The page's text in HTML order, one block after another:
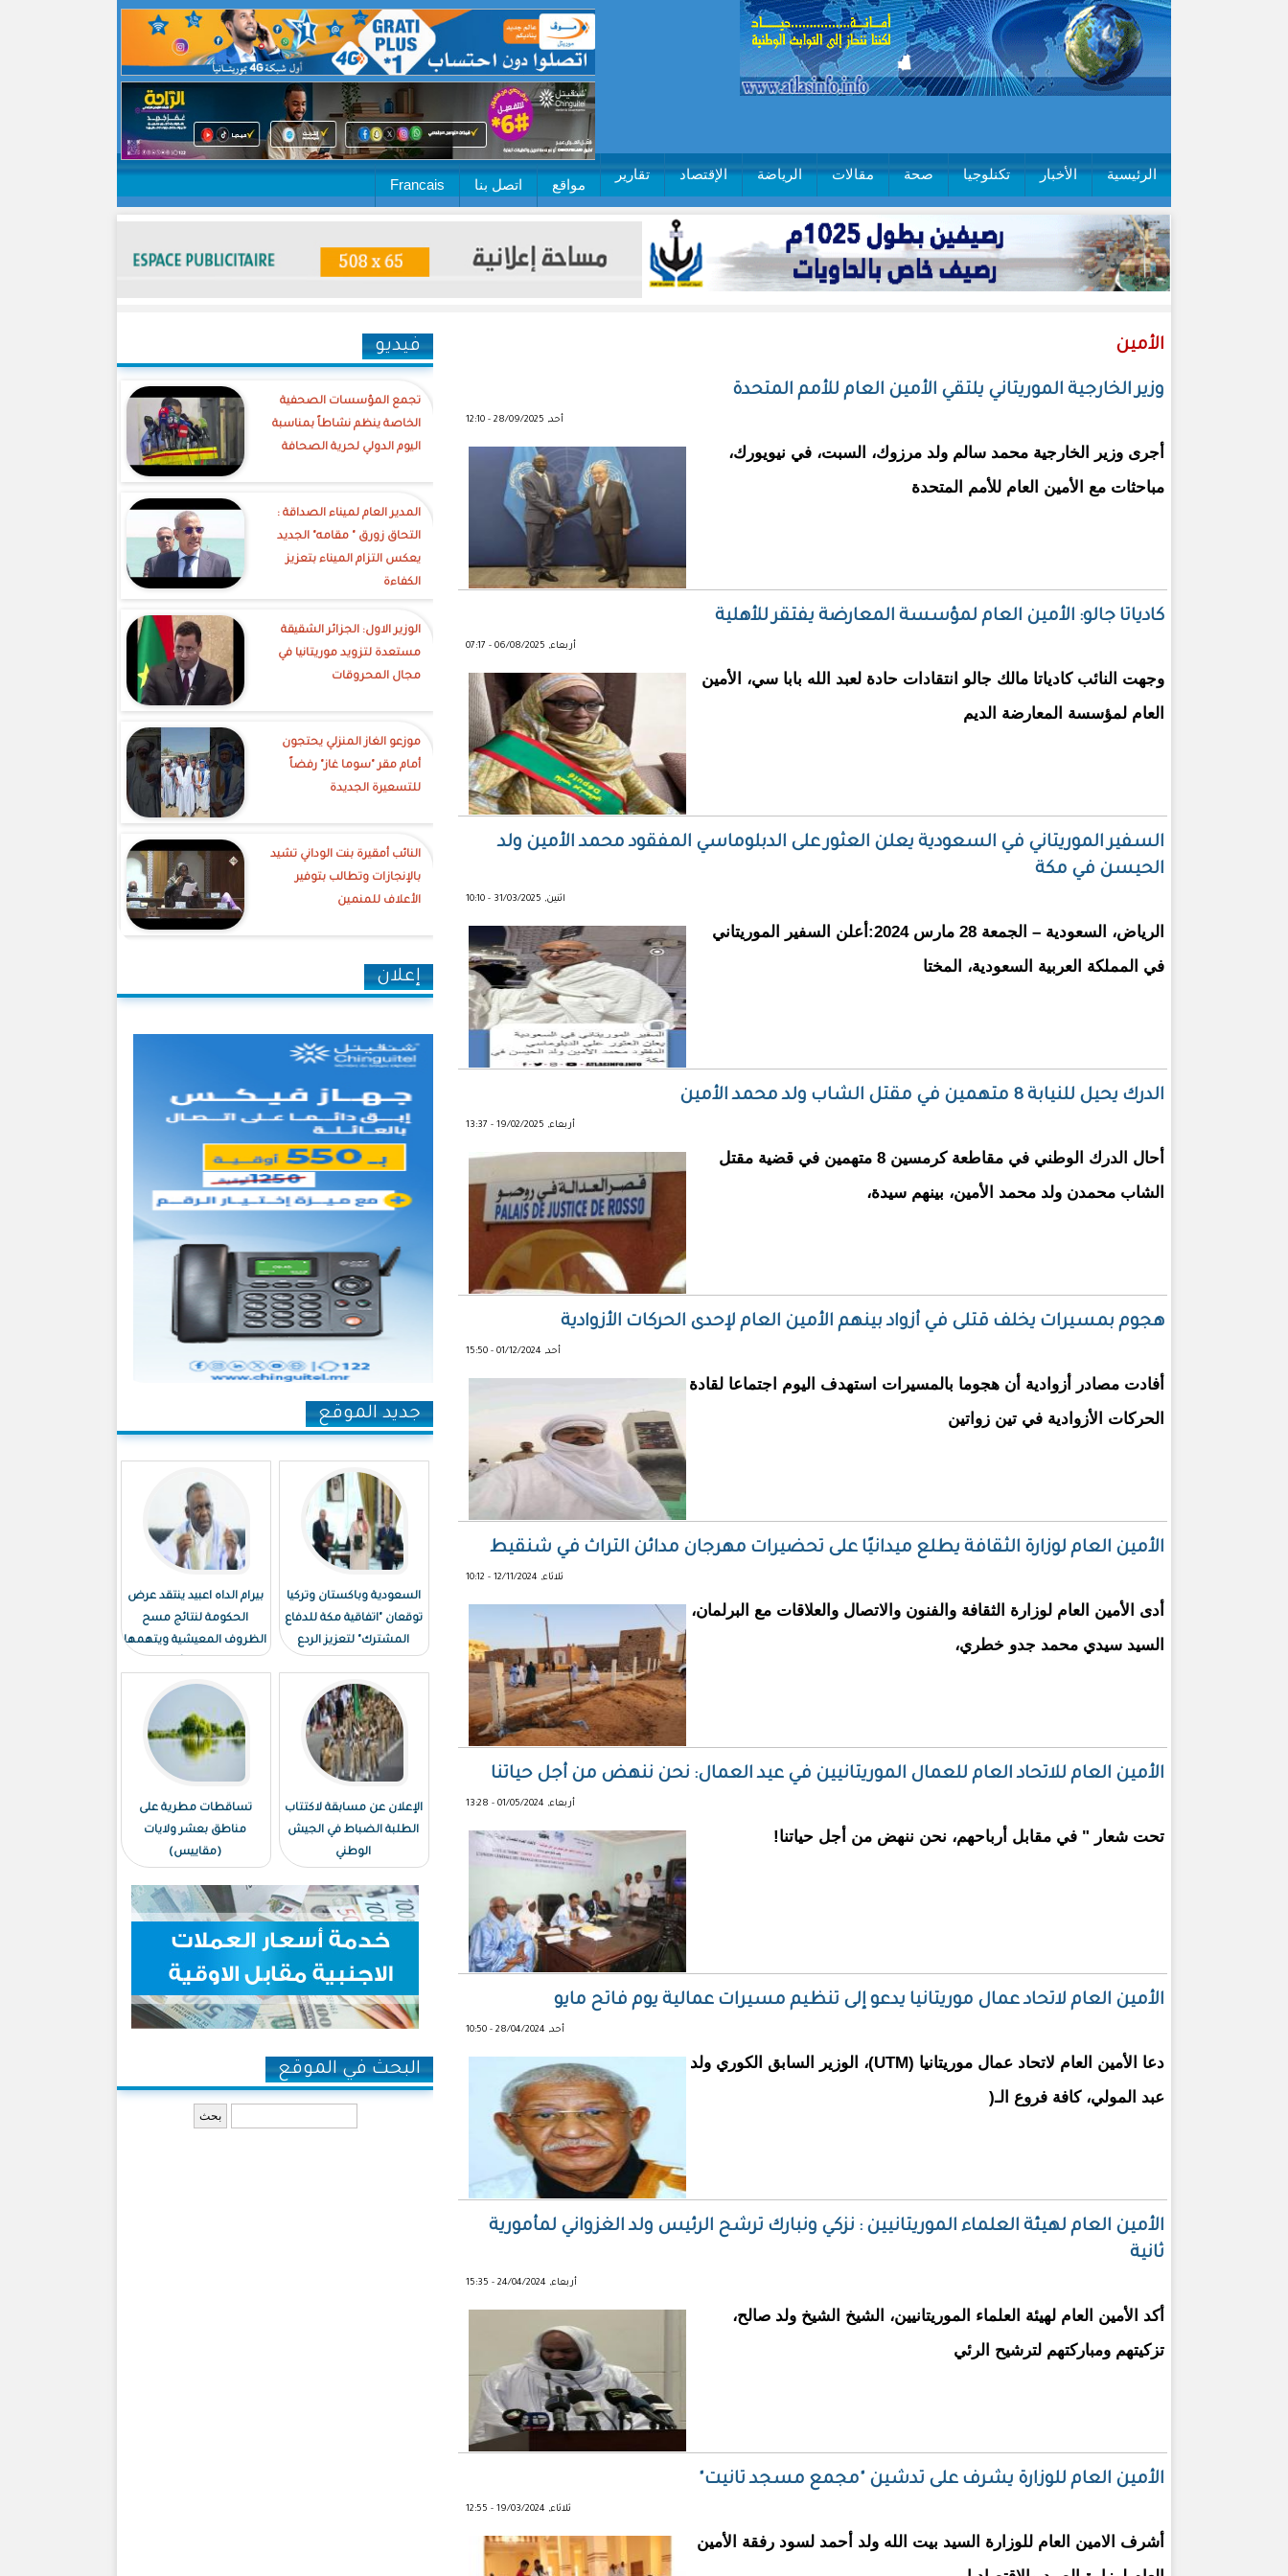
الرئيسية الأخبار تكنلوجيا صحة مقالات الرياضة الإقتصاد تقارير
مواقع اتصل بنا Francais
الأمين
وزير الخارجية الموريتاني يلتقي الأمين العام للأمم المتحدة
أحد, 28/09/2025 - 12:10
أجرى وزير الخارجية محمد سالم ولد مرزوك، السبت، في نيويورك،
مباحثات مع الأمين العام للأمم المتحدة
كادياتا جالو: الأمين العام لمؤسسة المعارضة يفتقر للأهلية
أربعاء, 06/08/2025 - 07:17
وجهت النائب كادياتا مالك جالو انتقادات حادة لعبد الله بابا سي، الأمين
العام لمؤسسة المعارضة الديم
السفير الموريتاني في السعودية يعلن العثور على الدبلوماسي المفقود محمد الأمين ولد
الحيسن في مكة
اثنين, 31/03/2025 - 10:10
الرياض، السعودية – الجمعة 28 مارس 2024:أعلن السفير الموريتاني
في المملكة العربية السعودية، المختا
الدرك يحيل للنيابة 8 متهمين في مقتل الشاب ولد محمد الأمين
أربعاء, 19/02/2025 - 13:37
أحال الدرك الوطني في مقاطعة كرمسين 8 متهمين في قضية مقتل
الشاب محمدن ولد محمد الأمين، بينهم سيدة،
هجوم بمسيرات يخلف قتلى في أزواد بينهم الأمين العام لإحدى الحركات الأزوادية
أحد, 01/12/2024 - 15:50
أفادت مصادر أزوادية أن هجوما بالمسيرات استهدف اليوم اجتماعا لقادة
الحركات الأزوادية في تين زواتين
الأمين العام لوزارة الثقافة يطلع ميدانيًا على تحضيرات مهرجان مدائن التراث في شنقيط
ثلاثاء, 12/11/2024 - 10:12
أدى الأمين العام لوزارة الثقافة والفنون والاتصال والعلاقات مع البرلمان،
السيد سيدي محمد جدو خطري،
الأمين العام للاتحاد العام للعمال الموريتانيين في عيد العمال: نحن ننهض من أجل حياتنا
أربعاء, 01/05/2024 - 13:28
تحت شعار " في مقابل أرباحهم، نحن ننهض من أجل حياتنا!
الأمين العام لاتحاد عمال موريتانيا يدعو إلى تنظيم مسيرات عمالية يوم فاتح مايو
أحد, 28/04/2024 - 10:50
دعا الأمين العام لاتحاد عمال موريتانيا (UTM)، الوزير السابق الكوري ولد
عبد المولي، كافة فروع الـ(
الأمين العام لهيئة العلماء الموريتانيين : نزكي ونبارك ترشح الرئيس ولد الغزواني لمأمورية
ثانية
أربعاء, 24/04/2024 - 15:35
أكد الأمين العام لهيئة العلماء الموريتانيين، الشيخ الشيخ ولد صالح،
تزكيتهم ومباركتهم لترشيح الرئي
الأمين العام للوزارة يشرف على تدشين "مجمع مسجد تانيت"
ثلاثاء, 19/03/2024 - 12:55
أشرف الامين العام للوزارة السيد بيت الله ولد أحمد لسود رفقة الأمين
فيديو
تجمع المؤسسات الصحفية
الخاصة ينظم نشاطاً بمناسبة
اليوم الدولي لحرية الصحافة
‎المدير العام لميناء الصداقة :
التحاق زورق " مقامه" الجديد
يعكس التزام الميناء بتعزيز
الكفاءة
الوزير الاول: الجزائر الشقيقة
مستعدة لتزويد موريتانيا في
مجال المحروقات
موزعو الغاز المنزلي يحتجون
أمام مقر "سوما غاز" رفضاً
للتسعيرة الجديدة
النائب أمقيرة بنت الوداني تشيد
بالإنجازات وتطالب بتوفير
الأعلاف للمنمين
إعلان
جديد الموقع
السعودية وباكستان وتركيا
توقعان "اتفاقية مكة للدفاع
المشترك" لتعزيز الردع
بيرام الداه اعبيد ينتقد عرض
الحكومة لنتائج مسح
الظروف المعيشية ويتهمها
الإعلان عن مسابقة لاكتتاب
الطلبة الضباط في الجيش
الوطني
تساقطات مطرية على
مناطق بعشر ولايات
(مقاييس)
البحث في الموقع